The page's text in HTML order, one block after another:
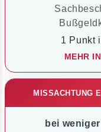
1 Punkt
MEHR
MISSACHTUNG
bei